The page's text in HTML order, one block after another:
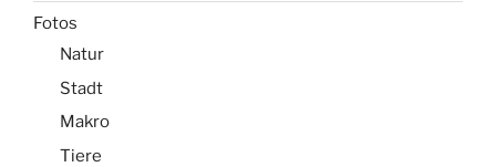
Fotos
Natur
Stadt
Makro
Tiere